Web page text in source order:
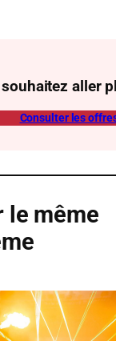
aller
Consulter les
le même